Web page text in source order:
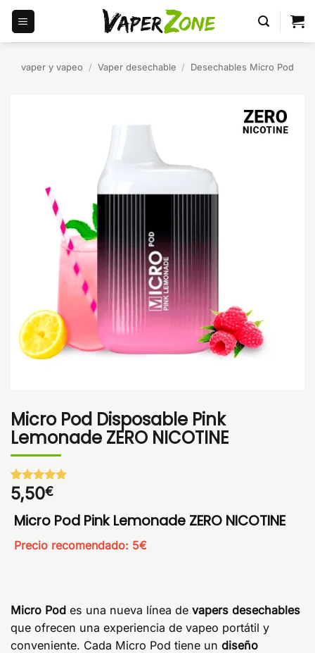
Saltar
contenido
vaper y vapeo / Vaper desechable / Desechables Micro Pod
Micro Pod Disposable Pink
Lemonade ZERO NICOTINE
Valorado
con5de 5
en base a
1
valoración
cliente
5,50€
Micro Pod Pink Lemonade ZERO NICOTINE
Precio recomendado: 5€
Micro Pod es una nueva línea de vapers desechables
que ofrecen una experiencia de vapeo portátil y
conveniente. Cada Micro Pod tiene un diseño